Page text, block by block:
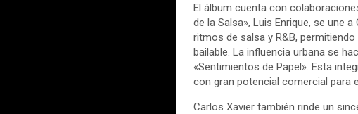
El álbum cuenta con
de la Salsa», Luis Enrique, se une
ritmos de salsa y R&B,
bailable. La influencia urbana se
«Sentimientos de Papel». Esta
con gran potencial comercial para
Carlos Xavier también rinde un